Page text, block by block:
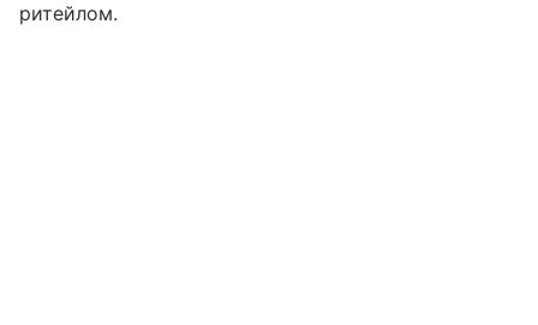
ритейлом.